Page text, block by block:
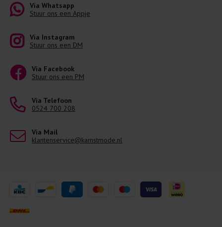
Via Whatsapp
Stuur ons een Appje
Via Instagram
Stuur ons een DM
Via Facebook
Stuur ons een PM
Via Telefoon
0524 700 208
Via Mail
klantenservice@kamstmode.nl